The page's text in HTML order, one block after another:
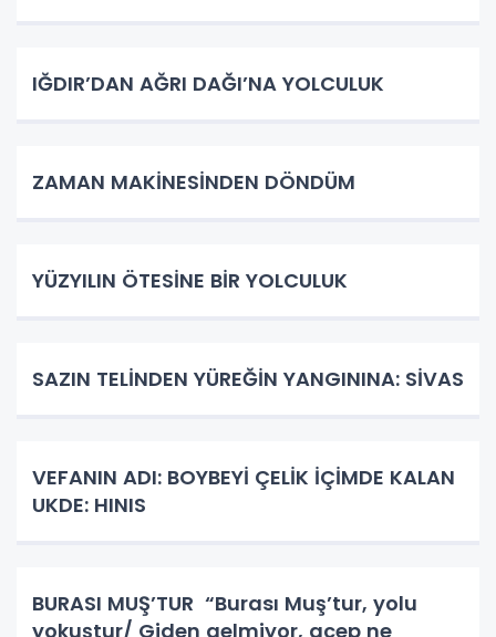
IĞDIR’DAN AĞRI DAĞI’NA YOLCULUK
ZAMAN MAKİNESİNDEN DÖNDÜM
YÜZYILIN ÖTESİNE BİR YOLCULUK
SAZIN TELİNDEN YÜREĞİN YANGININA: SİVAS
VEFANIN ADI: BOYBEYİ ÇELİK İÇİMDE KALAN
UKDE: HINIS
BURASI MUŞ’TUR “Burası Muş’tur, yolu
yokuştur/ Giden gelmiyor, acep ne